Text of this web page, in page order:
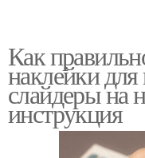
Как
наклейки
слайдеры на
инструкция